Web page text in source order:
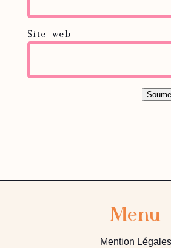
Site web
Menu
Mention Légales